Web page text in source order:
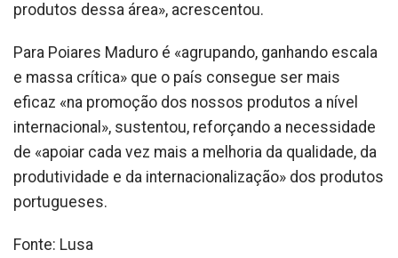
produtos dessa área», acrescentou.
Para Poiares Maduro é «agrupando, ganhando escala
e massa crítica» que o país consegue ser mais
eficaz «na promoção dos nossos produtos a nível
internacional», sustentou, reforçando a necessidade
de «apoiar cada vez mais a melhoria da qualidade, da
produtividade e da internacionalização» dos produtos
portugueses.
Fonte: Lusa